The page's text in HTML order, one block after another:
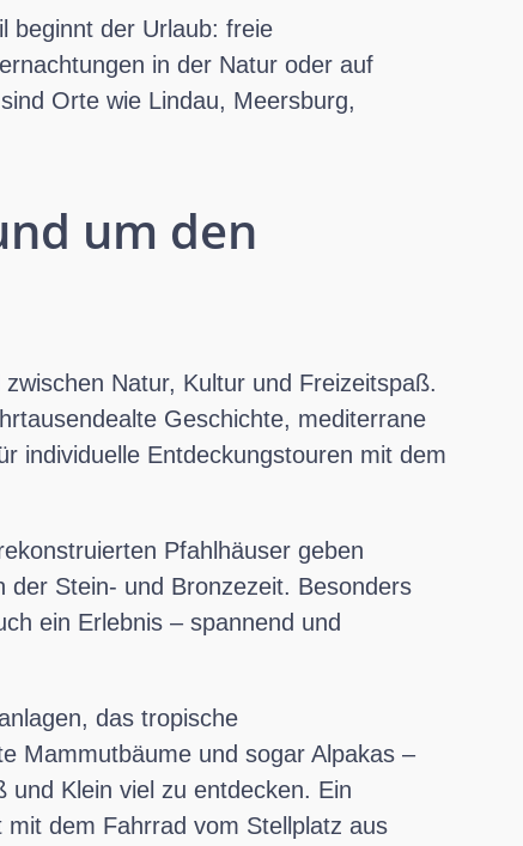
beginnt der Urlaub: freie
in der Natur oder auf
Orte wie Lindau, Meersburg,
um den
Natur, Kultur und Freizeitspaß.
Geschichte, mediterrane
individuelle Entdeckungstouren mit dem
Pfahlhäuser geben
der Stein- und Bronzezeit. Besonders
ein Erlebnis – spannend und
das tropische
Mammutbäume und sogar Alpakas –
Klein viel zu entdecken. Ein
dem Fahrrad vom Stellplatz aus